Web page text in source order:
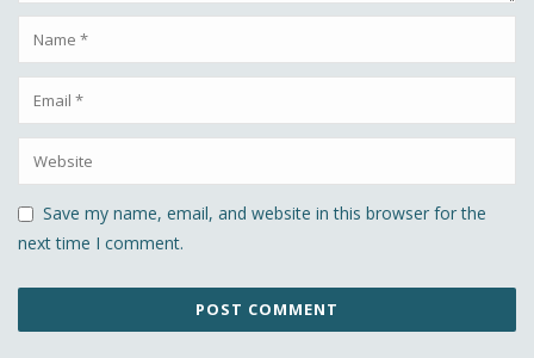
Save my name, email, and website in this browser for the
next time I comment.